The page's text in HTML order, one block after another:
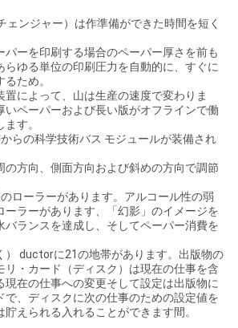
ェンジャー）は作準備ができた時間を短く
パーを印刷する場合のペーパー厚さを前も
らゆる単位の印刷圧力を自動的に、すぐに
ため。
置によって、山は生産の速度で変わりま
いペーパーおよび長い版がオフラインで働
す。
からの科学技術バス モジュールが装備され
の方向、側面方向および斜めの方向で調節
ローラーがあります。アルコール性の弱
ーラーがあります、「幻影」のイメージを
バランスを達成し、そしてペーパー消費を
） ductorに21の地帯があります。出版物の
リ・カード（ディスク）は現在の仕事を含
現在の仕事への変更そして設定は出版物に
で、ディスクに次の仕事のための設定値を
えられる入れることができます間。